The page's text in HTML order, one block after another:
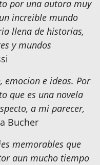
por una autora muy
increible mundo
llena de historias,
y mundos
emocion e ideas. Por
que es una novela
a mi parecer,
Bucher
memorables que
aun mucho tiempo